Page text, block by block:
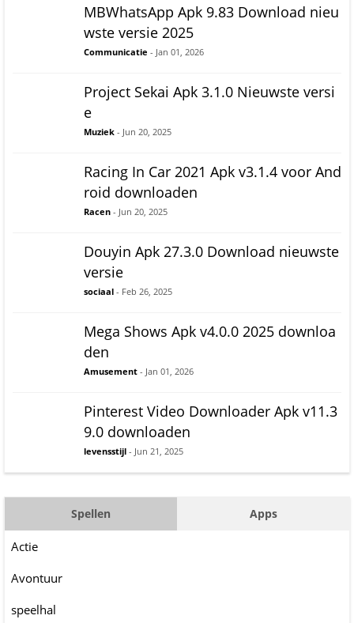
MBWhatsApp Apk 9.83 Download nieu
wste versie 2025
Communicatie - Jan 01, 2026
Project Sekai Apk 3.1.0 Nieuwste versi
e
Muziek - Jun 20, 2025
Racing In Car 2021 Apk v3.1.4 voor And
roid downloaden
Racen - Jun 20, 2025
Douyin Apk 27.3.0 Download nieuwste
versie
sociaal - Feb 26, 2025
Mega Shows Apk v4.0.0 2025 downloa
den
Amusement - Jan 01, 2026
Pinterest Video Downloader Apk v11.3
9.0 downloaden
levensstijl - Jun 21, 2025
Spellen Apps
Actie
Avontuur
speelhal